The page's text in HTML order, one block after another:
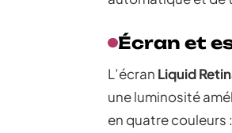
Écran et
L’écran Liquid
une luminosité
en quatre couleurs :